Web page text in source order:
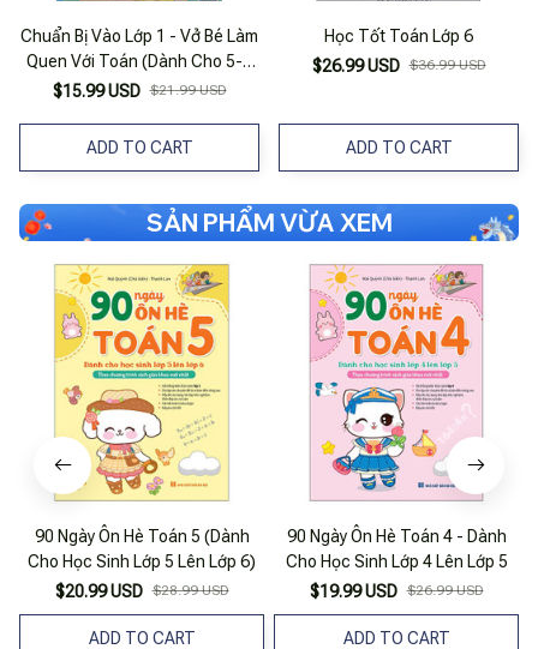
Chuẩn Bị Vào Lớp 1 - Vở Bé Làm
Quen Với Toán (Dành Cho 5-6
Tuổi)
$15.99 USD $21.99 USD
ADD TO CART
Học Tốt Toán Lớp 6
$26.99 USD $36.99 USD
ADD TO CART
SẢN PHẨM VỪA XEM
90 Ngày Ôn Hè Toán 5 (Dành
Cho Học Sinh Lớp 5 Lên Lớp 6)
$20.99 USD $28.99 USD
ADD TO CART
90 Ngày Ôn Hè Toán 4 - Dành
Cho Học Sinh Lớp 4 Lên Lớp 5
$19.99 USD $26.99 USD
ADD TO CART